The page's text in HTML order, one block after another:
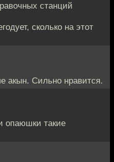
станций
сколько на этот
акын. Сильно нравится.
опаюшки такие